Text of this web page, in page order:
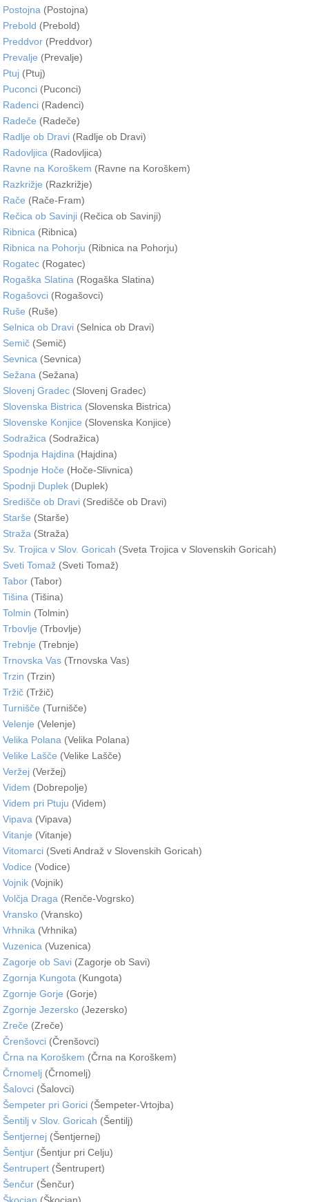
Postojna (Postojna)
Prebold (Prebold)
Preddvor (Preddvor)
Prevalje (Prevalje)
Ptuj (Ptuj)
Puconci (Puconci)
Radenci (Radenci)
Radeče (Radeče)
Radlje ob Dravi (Radlje ob Dravi)
Radovljica (Radovljica)
Ravne na Koroškem (Ravne na Koroškem)
Razkrižje (Razkrižje)
Rače (Rače-Fram)
Rečica ob Savinji (Rečica ob Savinji)
Ribnica (Ribnica)
Ribnica na Pohorju (Ribnica na Pohorju)
Rogatec (Rogatec)
Rogaška Slatina (Rogaška Slatina)
Rogašovci (Rogašovci)
Ruše (Ruše)
Selnica ob Dravi (Selnica ob Dravi)
Semič (Semič)
Sevnica (Sevnica)
Sežana (Sežana)
Slovenj Gradec (Slovenj Gradec)
Slovenska Bistrica (Slovenska Bistrica)
Slovenske Konjice (Slovenska Konjice)
Sodražica (Sodražica)
Spodnja Hajdina (Hajdina)
Spodnje Hoče (Hoče-Slivnica)
Spodnji Duplek (Duplek)
Središče ob Dravi (Središče ob Dravi)
Starše (Starše)
Straža (Straža)
Sv. Trojica v Slov. Goricah (Sveta Trojica v Slovenskih Goricah)
Sveti Tomaž (Sveti Tomaž)
Tabor (Tabor)
Tišina (Tišina)
Tolmin (Tolmin)
Trbovlje (Trbovlje)
Trebnje (Trebnje)
Trnovska Vas (Trnovska Vas)
Trzin (Trzin)
Tržič (Tržič)
Turnišče (Turnišče)
Velenje (Velenje)
Velika Polana (Velika Polana)
Velike Lašče (Velike Lašče)
Veržej (Veržej)
Videm (Dobrepolje)
Videm pri Ptuju (Videm)
Vipava (Vipava)
Vitanje (Vitanje)
Vitomarci (Sveti Andraž v Slovenskih Goricah)
Vodice (Vodice)
Vojnik (Vojnik)
Volčja Draga (Renče-Vogrsko)
Vransko (Vransko)
Vrhnika (Vrhnika)
Vuzenica (Vuzenica)
Zagorje ob Savi (Zagorje ob Savi)
Zgornja Kungota (Kungota)
Zgornje Gorje (Gorje)
Zgornje Jezersko (Jezersko)
Zreče (Zreče)
Črenšovci (Črenšovci)
Črna na Koroškem (Črna na Koroškem)
Črnomelj (Črnomelj)
Šalovci (Šalovci)
Šempeter pri Gorici (Šempeter-Vrtojba)
Šentilj v Slov. Goricah (Šentilj)
Šentjernej (Šentjernej)
Šentjur (Šentjur pri Celju)
Šentrupert (Šentrupert)
Šenčur (Šenčur)
Škocjan (Škocjan)